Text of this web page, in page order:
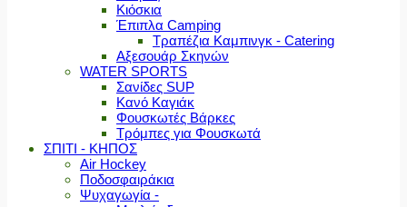
Κιόσκια
Έπιπλα Camping
Τραπέζια Καμπινγκ - Catering
Αξεσουάρ Σκηνών
WATER SPORTS
Σανίδες SUP
Κανό Καγιάκ
Φουσκωτές Βάρκες
Τρόμπες για Φουσκωτά
ΣΠΙΤΙ - ΚΗΠΟΣ
Air Hockey
Ποδοσφαιράκια
Ψυχαγωγία -